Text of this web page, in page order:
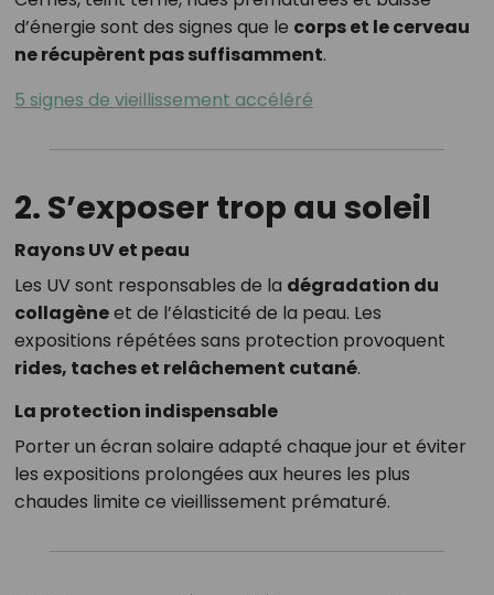
d’énergie sont des signes que le corps et le cerveau
ne récupèrent pas suffisamment.
5 signes de vieillissement accéléré
2. S’exposer trop au soleil
Rayons UV et peau
Les UV sont responsables de la dégradation du
collagèneet de l’élasticité de la peau. Les
expositions répétées sans protection provoquent
rides, taches et relâchement cutané.
La protection indispensable
Porter un écran solaire adapté chaque jour et éviter
les expositions prolongées aux heures les plus
chaudes limite ce vieillissement prématuré.